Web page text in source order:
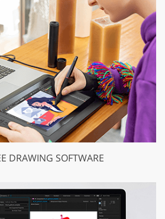
DRAWING SOFTWARE